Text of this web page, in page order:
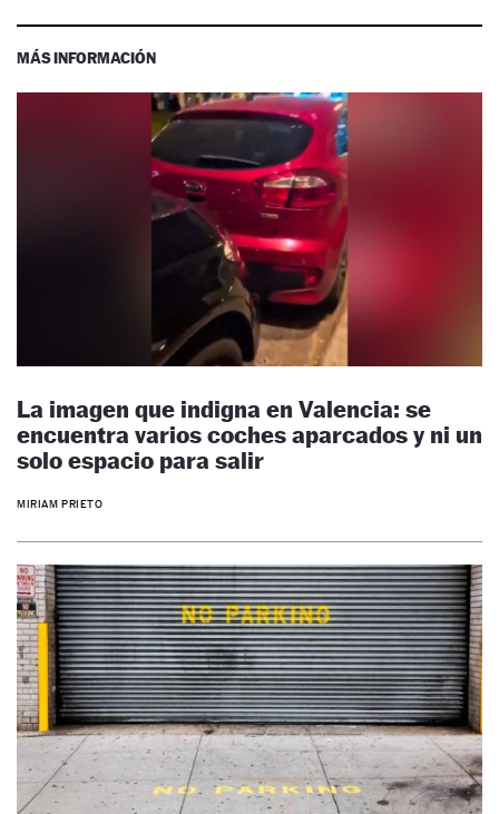
MÁS INFORMACIÓN
La imagen que indigna en Valencia: se
encuentra varios coches aparcados y ni un
solo espacio para salir
MIRIAM PRIETO